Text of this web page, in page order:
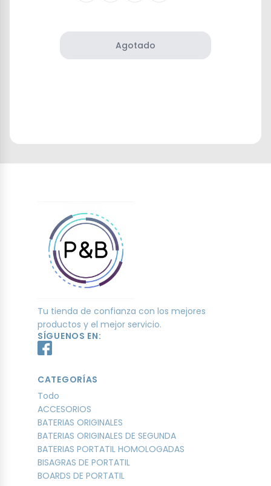
Agotado
Tu tienda de confianza con los mejores
productos y el mejor servicio.
SÍGUENOS EN:
CATEGORÍAS
Todo
ACCESORIOS
BATERIAS ORIGINALES
BATERIAS ORIGINALES DE SEGUNDA
BATERIAS PORTATIL HOMOLOGADAS
BISAGRAS DE PORTATIL
BOARDS DE PORTATIL